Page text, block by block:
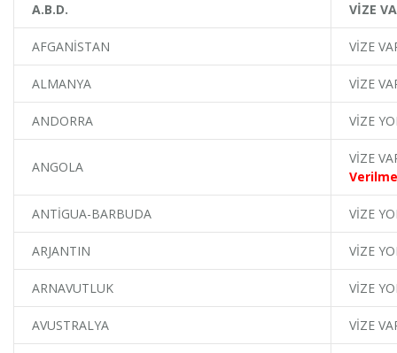
A.B.D. VİZE
AFGANİSTAN VİZE
ALMANYA VİZE
ANDORRA VİZE
ANGOLA
VİZE
ANTİGUA-BARBUDA VİZE
ARJANTIN VİZE
ARNAVUTLUK VİZE
AVUSTRALYA VİZE